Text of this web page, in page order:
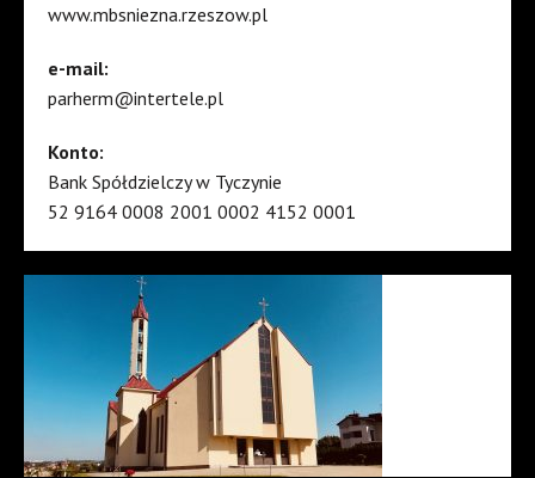
www.mbsniezna.rzeszow.pl
e-mail:
parherm@intertele.pl
Konto:
Bank Spółdzielczy w Tyczynie
52 9164 0008 2001 0002 4152 0001